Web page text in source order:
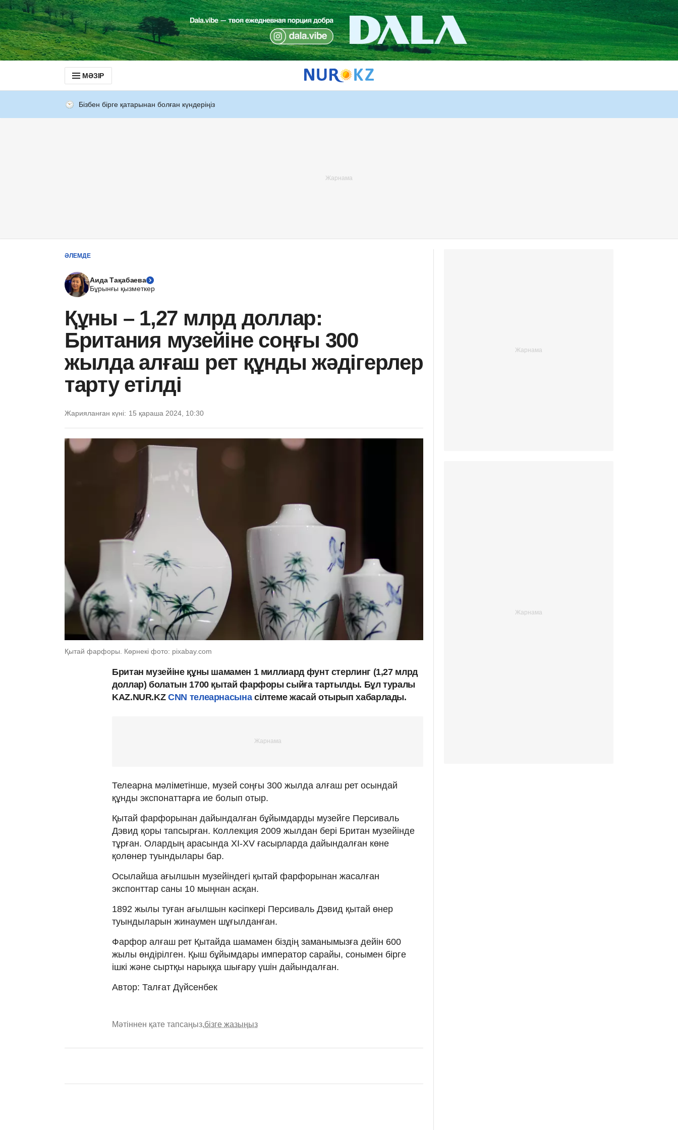
МӘЗІР
Бізбен бірге қатарынан болған күндеріңіз
ӘЛЕМДЕ
Аида Тақабаева
Бұрынғы қызметкер
Құны – 1,27 млрд доллар:
Британия музейіне соңғы 300
жылда алғаш рет құнды жәдігерлер
тарту етілді
Жарияланған күні: 15 қараша 2024, 10:30
Қытай фарфоры. Көрнекі фото: pixabay.com
Британ музейіне құны шамамен 1 миллиард фунт стерлинг (1,27 млрд
доллар) болатын 1700 қытай фарфоры сыйға тартылды. Бұл туралы
KAZ.NUR.KZCNN телеарнасынасілтеме жасай отырып хабарлады.
Телеарна мәліметінше, музей соңғы 300 жылда алғаш рет осындай
құнды экспонаттарға ие болып отыр.
Қытай фарфорынан дайындалған бұйымдарды музейге Персиваль
Дэвид қоры тапсырған. Коллекция 2009 жылдан бері Британ музейінде
тұрған. Олардың арасында XI-XV ғасырларда дайындалған көне
қолөнер туындылары бар.
Осылайша ағылшын музейіндегі қытай фарфорынан жасалған
экспонттар саны 10 мыңнан асқан.
1892 жылы туған ағылшын кәсіпкері Персиваль Дэвид қытай өнер
туындыларын жинаумен шұғылданған.
Фарфор алғаш рет Қытайда шамамен біздің заманымызға дейін 600
жылы өндірілген. Қыш бұйымдары император сарайы, сонымен бірге
ішкі және сыртқы нарыққа шығару үшін дайындалған.
Автор: Талғат Дүйсенбек
Мәтіннен қате тапсаңыз,бізге жазыңыз